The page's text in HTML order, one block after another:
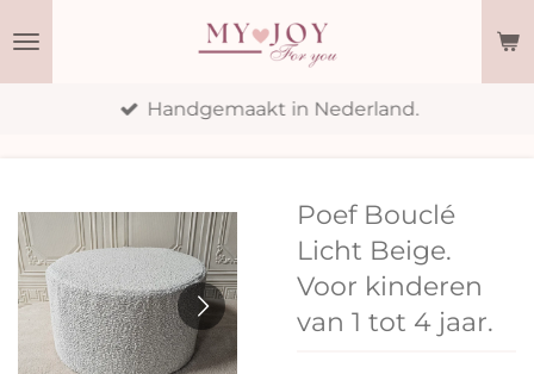
Handgemaakt in Nederland.
Poef Bouclé
Licht Beige.
Voor kinderen
van 1 tot 4 jaar.